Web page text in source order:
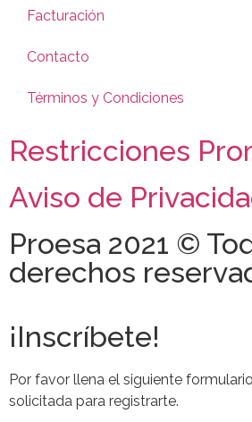
Facturación
Contacto
Términos y Condiciones
Restricciones
Aviso de
Proesa 2021 ©
derechos
¡Inscríbete!
Por favor llena el siguiente
solicitada para registrarte.